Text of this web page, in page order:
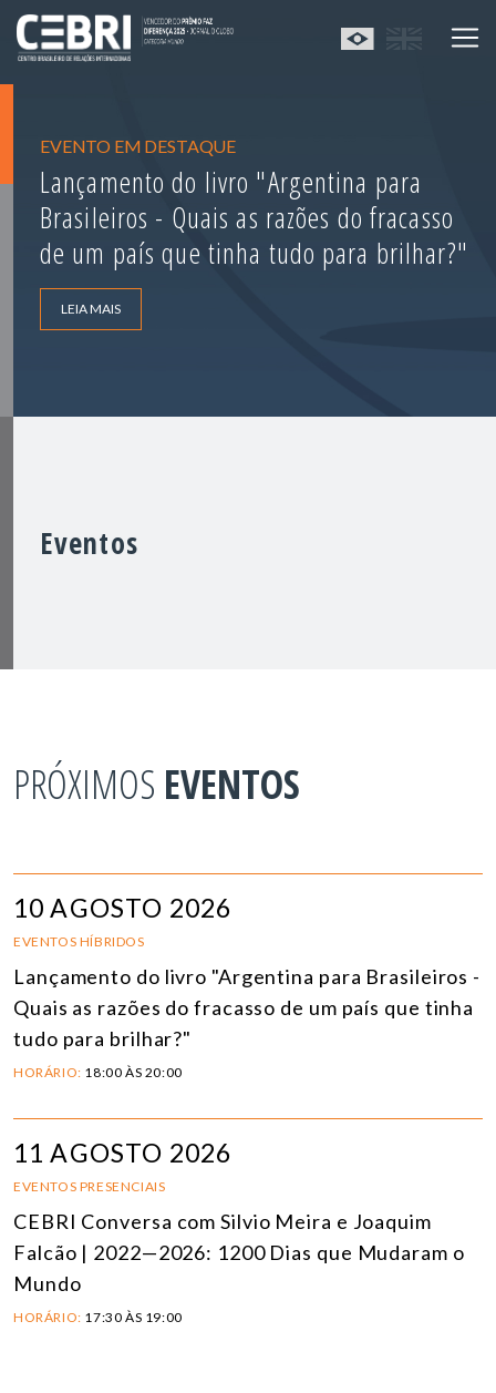
EVENTO EM DESTAQUE
Lançamento do livro "Argentina para
Brasileiros - Quais as razões do fracasso
de um país que tinha tudo para brilhar?"
LEIA MAIS
Eventos
PRÓXIMOS EVENTOS
10 AGOSTO 2026
EVENTOS HÍBRIDOS
Lançamento do livro "Argentina para Brasileiros -
Quais as razões do fracasso de um país que tinha
tudo para brilhar?"
HORÁRIO: 18:00 ÀS 20:00
11 AGOSTO 2026
EVENTOS PRESENCIAIS
CEBRI Conversa com Silvio Meira e Joaquim
Falcão | 2022—2026: 1200 Dias que Mudaram o
Mundo
HORÁRIO: 17:30 ÀS 19:00